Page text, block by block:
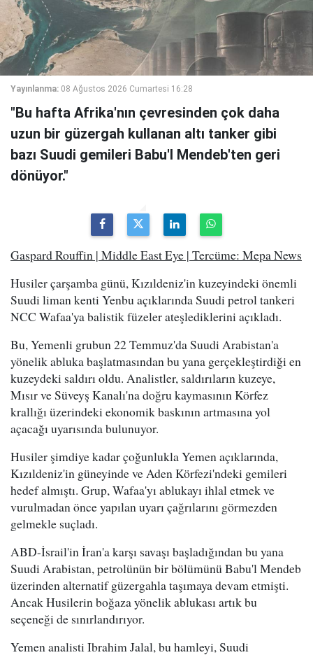
Yayınlanma: 08 Ağustos 2026 Cumartesi 16:28
"Bu hafta Afrika'nın çevresinden çok daha
uzun bir güzergah kullanan altı tanker gibi
bazı Suudi gemileri Babu'l Mendeb'ten geri
dönüyor."
Gaspard Rouffin | Middle East Eye | Tercüme: Mepa News
Husiler çarşamba günü, Kızıldeniz'in kuzeyindeki önemli
Suudi liman kenti Yenbu açıklarında Suudi petrol tankeri
NCC Wafaa'ya balistik füzeler ateşlediklerini açıkladı.
Bu, Yemenli grubun 22 Temmuz'da Suudi Arabistan'a
yönelik abluka başlatmasından bu yana gerçekleştirdiği en
kuzeydeki saldırı oldu. Analistler, saldırıların kuzeye,
Mısır ve Süveyş Kanalı'na doğru kaymasının Körfez
krallığı üzerindeki ekonomik baskının artmasına yol
açacağı uyarısında bulunuyor.
Husiler şimdiye kadar çoğunlukla Yemen açıklarında,
Kızıldeniz'in güneyinde ve Aden Körfezi'ndeki gemileri
hedef almıştı. Grup, Wafaa'yı ablukayı ihlal etmek ve
vurulmadan önce yapılan uyarı çağrılarını görmezden
gelmekle suçladı.
ABD-İsrail'in İran'a karşı savaşı başladığından bu yana
Suudi Arabistan, petrolünün bir bölümünü Babu'l Mendeb
üzerinden alternatif güzergahla taşımaya devam etmişti.
Ancak Husilerin boğaza yönelik ablukası artık bu
seçeneği de sınırlandırıyor.
Yemen analisti Ibrahim Jalal, bu hamleyi, Suudi